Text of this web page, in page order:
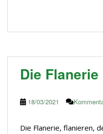
Die Flanerie
18/03/2021
Die Flanerie, flanieren,